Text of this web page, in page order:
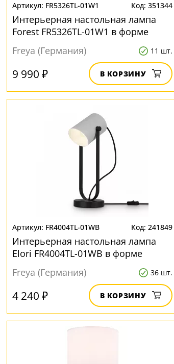
FR5326TL-01W1 351344
Интерьерная настольная лампа
Forest FR5326TL-01W1 в форме
Freya (Германия) 11 шт.
9 990 ₽ В КОРЗИНУ
FR4004TL-01WB 241849
Интерьерная настольная лампа
Elori FR4004TL-01WB в форме
Freya (Германия) 36 шт.
4 240 ₽ В КОРЗИНУ